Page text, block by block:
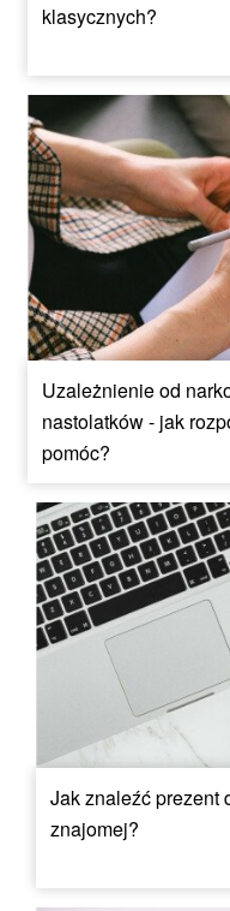
klasycznych?
Uzależnienie od
nastolatków - jak
pomóc?
Jak znaleźć prezent
znajomej?